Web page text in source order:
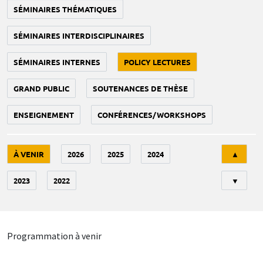
SÉMINAIRES THÉMATIQUES
SÉMINAIRES INTERDISCIPLINAIRES
SÉMINAIRES INTERNES POLICY LECTURES
GRAND PUBLIC SOUTENANCES DE THÈSE
ENSEIGNEMENT CONFÉRENCES/WORKSHOPS
À VENIR 2026 2025 2024
2023 2022
▲
▼
Programmation à venir